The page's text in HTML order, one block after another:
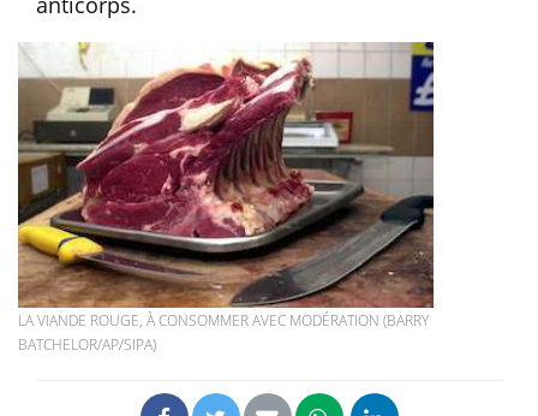
LA VIANDE ROUGE, À CONSOMMER AVEC MODÉRATION (BARRY
BATCHELOR/AP/SIPA)